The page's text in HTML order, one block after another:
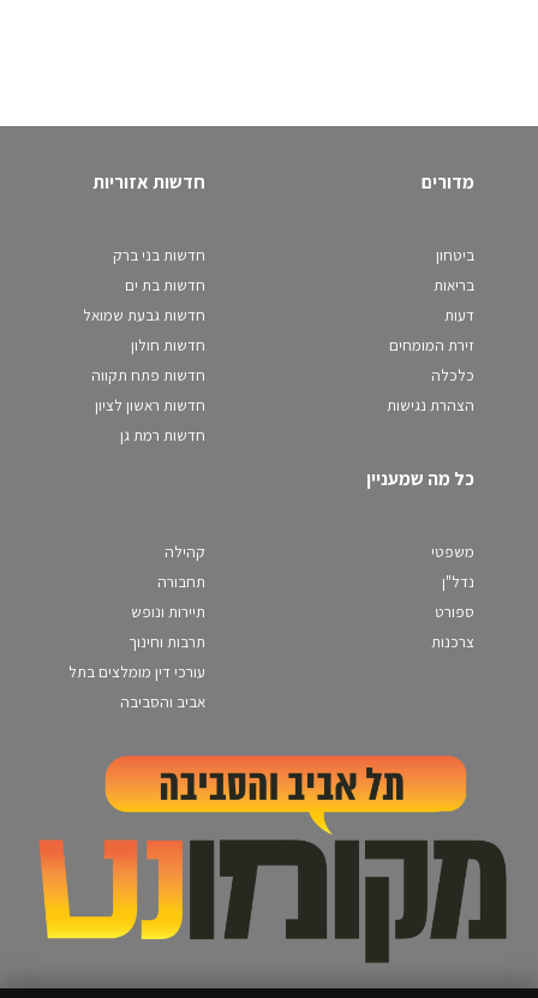
מדורים
ביטחון
בריאות
דעות
זירת המומחים
כלכלה
הצהרת נגישות
חדשות אזוריות
חדשות בני ברק
חדשות בת ים
חדשות גבעת שמואל
חדשות חולון
חדשות פתח תקווה
חדשות ראשון לציון
חדשות רמת גן
כל מה שמעניין
משפטי
נדל"ן
ספורט
צרכנות
קהילה
תחבורה
תיירות ונופש
תרבות וחינוך
עורכי דין מומלצים בתל
אביב והסביבה